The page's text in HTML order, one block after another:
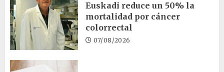
Euskadi reduce un 50% la
mortalidad por cáncer
colorrectal
07/08/2026